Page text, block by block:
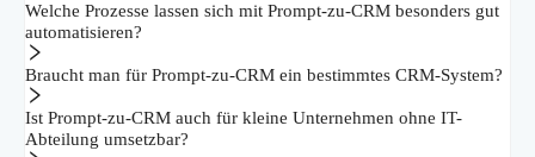
Welche Prozesse lassen sich mit Prompt-zu-CRM besonders gut
automatisieren?
Braucht man für Prompt-zu-CRM ein bestimmtes CRM-System?
Ist Prompt-zu-CRM auch für kleine Unternehmen ohne IT-
Abteilung umsetzbar?